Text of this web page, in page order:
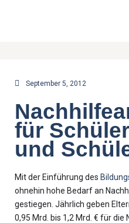
September 5, 2012
für
und
Mit der Einführung des
ohnehin hohe Bedarf an
gestiegen. Jährlich geben
0,95 Mrd. bis 1,2 Mrd. € für die